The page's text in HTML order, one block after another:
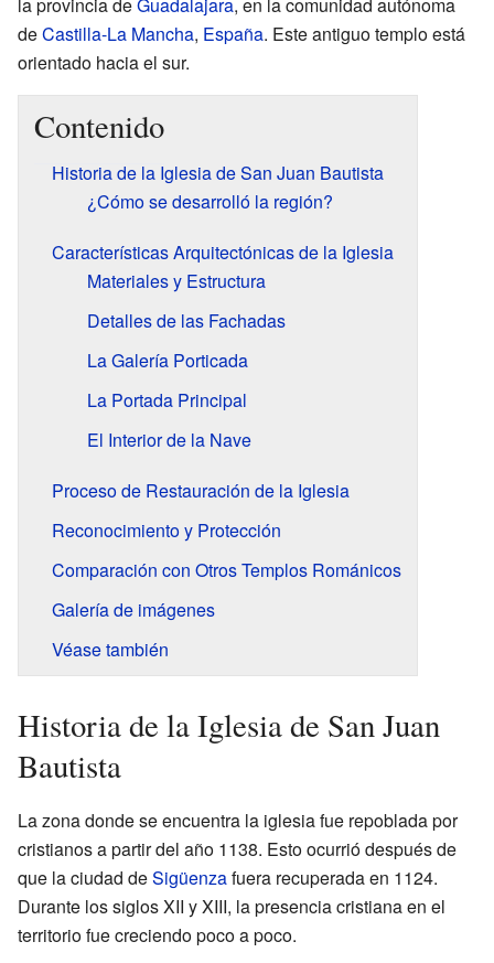
deCastilla-La Mancha, España. Este antiguo templo está
orientado hacia el sur.
Contenido
Historia de la Iglesia de San Juan Bautista
¿Cómo se desarrolló la región?
Características Arquitectónicas de la Iglesia
Materiales y Estructura
Detalles de las Fachadas
La Galería Porticada
La Portada Principal
El Interior de la Nave
Proceso de Restauración de la Iglesia
Reconocimiento y Protección
Comparación con Otros Templos Románicos
Galería de imágenes
Véase también
Historia de la Iglesia de San Juan
Bautista
La zona donde se encuentra la iglesia fue repoblada por
cristianos a partir del año 1138. Esto ocurrió después de
que la ciudad deSigüenzafuera recuperada en 1124.
Durante los siglos XII y XIII, la presencia cristiana en el
territorio fue creciendo poco a poco.